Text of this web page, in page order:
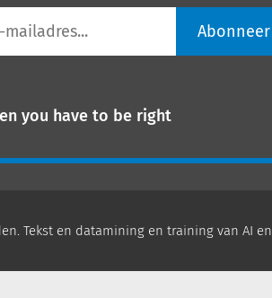
Abonneer
you have to be right
Tekst en datamining en training van AI en